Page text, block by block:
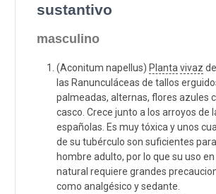
sustantivo
masculino
(Aconitum napellus) Planta vivaz
las Ranunculáceas de tallos
palmeadas, alternas, flores azules
casco. Crece junto a los arroyos de
españolas. Es muy tóxica y unos
de su tubérculo son suficientes
hombre adulto, por lo que su uso
natural requiere grandes
como analgésico y sedante.